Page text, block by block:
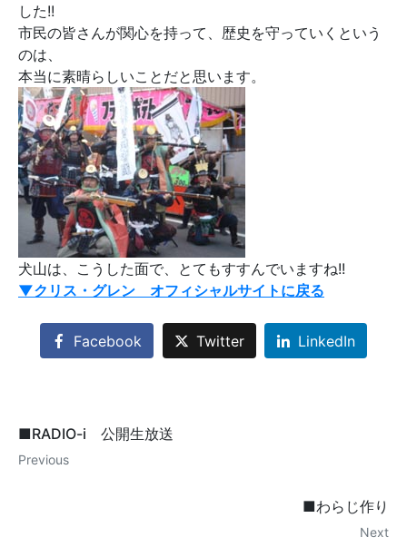
した!!
市民の皆さんが関心を持って、歴史を守っていくという
のは、
本当に素晴らしいことだと思います。
犬山は、こうした面で、とてもすすんでいますね!!
▼クリス・グレン オフィシャルサイトに戻る
Facebook Twitter LinkedIn
■RADIO-i 公開生放送
Previous
■わらじ作り
Next